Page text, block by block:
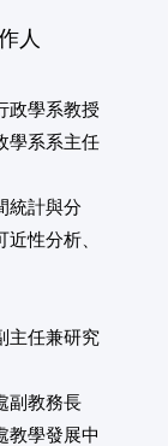
人
政學系教授
學系系主任
統計與分
性分析、
主任兼研究
副教務長
教學發展中